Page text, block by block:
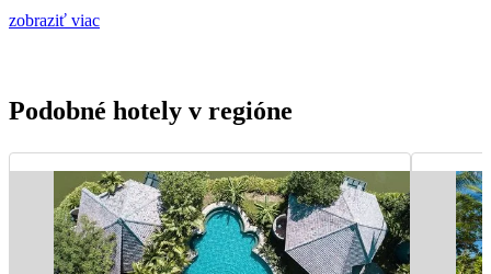
zobraziť viac
Podobné hotely v regióne